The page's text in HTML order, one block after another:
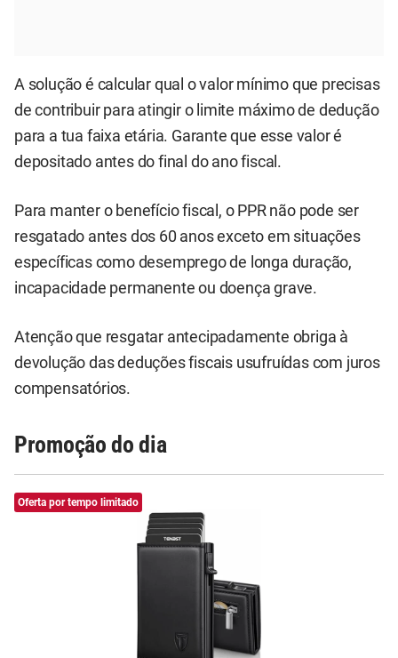
A solução é calcular qual o valor mínimo que precisas
de contribuir para atingir o limite máximo de dedução
para a tua faixa etária. Garante que esse valor é
depositado antes do final do ano fiscal.
Para manter o benefício fiscal, o PPR não pode ser
resgatado antes dos 60 anos exceto em situações
específicas como desemprego de longa duração,
incapacidade permanente ou doença grave.
Atenção que resgatar antecipadamente obriga à
devolução das deduções fiscais usufruídas com juros
compensatórios.
Promoção do dia
Oferta por tempo limitado